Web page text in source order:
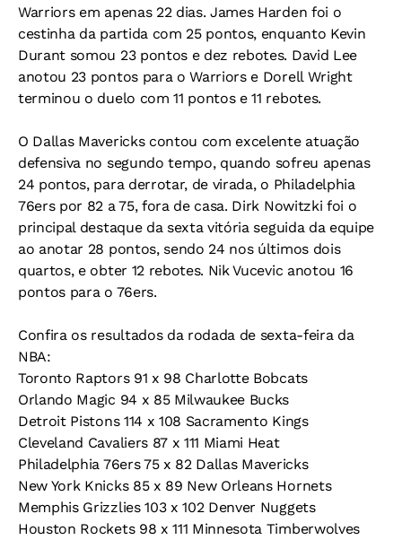
Warriors em apenas 22 dias. James Harden foi o
cestinha da partida com 25 pontos, enquanto Kevin
Durant somou 23 pontos e dez rebotes. David Lee
anotou 23 pontos para o Warriors e Dorell Wright
terminou o duelo com 11 pontos e 11 rebotes.
O Dallas Mavericks contou com excelente atuação
defensiva no segundo tempo, quando sofreu apenas
24 pontos, para derrotar, de virada, o Philadelphia
76ers por 82 a 75, fora de casa. Dirk Nowitzki foi o
principal destaque da sexta vitória seguida da equipe
ao anotar 28 pontos, sendo 24 nos últimos dois
quartos, e obter 12 rebotes. Nik Vucevic anotou 16
pontos para o 76ers.
Confira os resultados da rodada de sexta-feira da
NBA:
Toronto Raptors 91 x 98 Charlotte Bobcats
Orlando Magic 94 x 85 Milwaukee Bucks
Detroit Pistons 114 x 108 Sacramento Kings
Cleveland Cavaliers 87 x 111 Miami Heat
Philadelphia 76ers 75 x 82 Dallas Mavericks
New York Knicks 85 x 89 New Orleans Hornets
Memphis Grizzlies 103 x 102 Denver Nuggets
Houston Rockets 98 x 111 Minnesota Timberwolves